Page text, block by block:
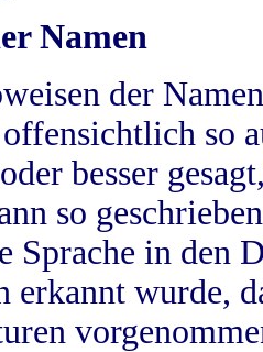
Namen
der
so
besser
so
Sprache in
erkannt wurde,